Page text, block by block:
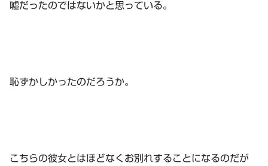
嘘だったのではないかと思っている。
恥ずかしかったのだろうか。
こちらの彼女とはほどなくお別れすることになるのだが